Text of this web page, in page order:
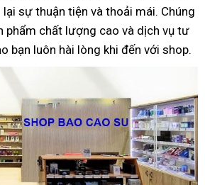
sự thuận tiện và thoải mái. Chúng
phẩm chất lượng cao và dịch vụ tư
bạn luôn hài lòng khi đến với shop.